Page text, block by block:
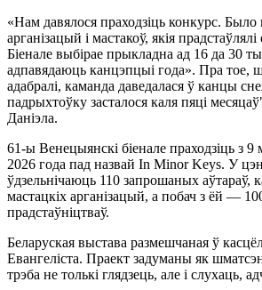
«Нам давялося праходзіць конкурс. Было
арганізацый і мастакоў, якія
Біенале выбірае прыкладна ад 16 да 30
адпавядаюць канцэпцыі года». Пра тое,
адабралі, каманда даведалася ў канцы
падрыхтоўку засталося каля пяці
Даніэла.
61‑ы Венецыянскі біенале праходзіць з 9
2026 года пад назвай In Minor Keys. У
ўдзельнічаюць 110 запрошаных аўтараў,
мастацкіх арганізацый, а побач з ёй —
прадстаўніцтваў.
Беларуская выстава размешчаная ў
Евангеліста. Праект задуманы як
трэба не толькі глядзець, але і слухаць,